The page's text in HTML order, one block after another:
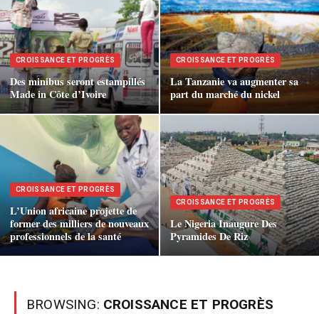
CROISSANCE ET PROGRÈS
Des minibus seront estampillés
Made in Côte d’Ivoire
CROISSANCE ET PROGRÈS
La Tanzanie va augmenter sa
part du marché du nickel
CROISSANCE ET PROGRÈS
L’Union africaine projette de
former des milliers de nouveaux
professionnels de la santé
CROISSANCE ET PROGRÈS
Le Nigeria Inaugure Des
Pyramides De Riz
BROWSING: CROISSANCE ET PROGRÈS